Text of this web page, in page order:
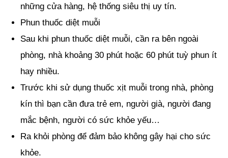
những cửa hàng, hệ thống siêu thị uy tín.
Phun thuốc diệt muỗi
Sau khi phun thuốc diệt muỗi, cần ra bên ngoài
phòng, nhà khoảng 30 phút hoặc 60 phút tuỳ phun ít
hay nhiều.
Trước khi sử dụng thuốc xịt muỗi trong nhà, phòng
kín thì bạn cần đưa trẻ em, người già, người đang
mắc bệnh, người có sức khỏe yếu…
Ra khỏi phòng để đảm bảo không gây hại cho sức
khỏe.